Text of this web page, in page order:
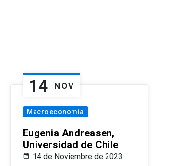
14 NOV
Macroeconomía
Eugenia Andreasen,
Universidad de Chile
14 de Noviembre de 2023